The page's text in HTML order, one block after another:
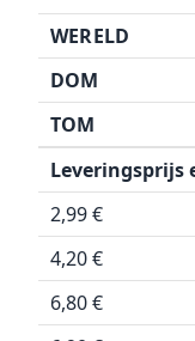
WERELD
DOM
TOM
Leveringsprijs
2,99 €
4,20 €
6,80 €